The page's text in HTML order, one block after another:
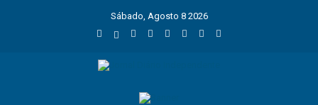
Sábado, Agosto 8 2026